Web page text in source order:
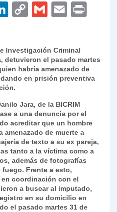
Li
e
dI
n
C
y
Li
n
k
G
l
E
l
Investigación Criminal
detuvieron el pasado martes
habría amenazado de
en prisión preventiva
Jara, de la BICRIM
a una denuncia por el
acreditar que un hombre
amenazado de muerte a
de texto a su ex pareja,
tanto a la víctima como a
además de fotografías
Frente a esto,
coordinación con el
a buscar al imputado,
en su domicilio en
el pasado martes 31 de